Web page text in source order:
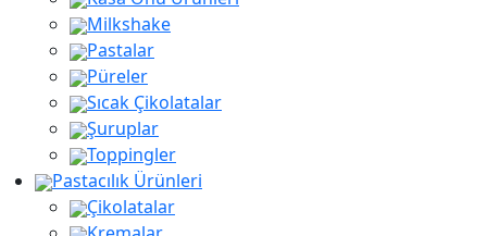
Milkshake
Pastalar
Püreler
Sıcak Çikolatalar
Şuruplar
Toppingler
Pastacılık Ürünleri
Çikolatalar